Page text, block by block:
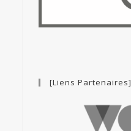
[Liens Partenaires]